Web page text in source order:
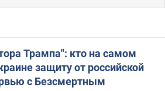
Трампа": кто на самом
защиту от российской
с Безсмертным